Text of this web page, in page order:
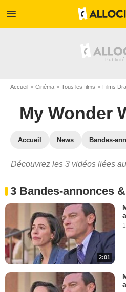
menu
Accueil Cinéma Tous les films Films
My Wonder
Accueil News Bandes-
Découvrez les 3 vidéos liées
3 Bandes-annonces
2:01